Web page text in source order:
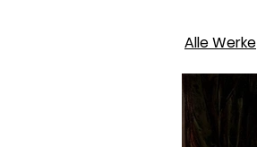
Alle Werke